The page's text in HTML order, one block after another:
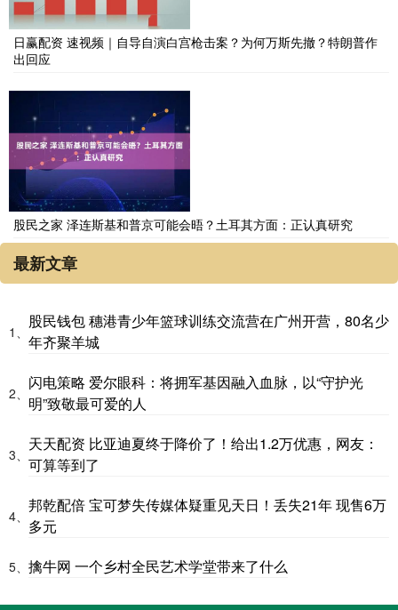
日赢配资 速视频｜自导自演白宫枪击案？为何万斯先撤？特朗普作
出回应
股民之家 泽连斯基和普京可能会晤？土耳其方面：正认真研究
最新文章
1、
股民钱包 穗港青少年篮球训练交流营在广州开营，80名少
年齐聚羊城
2、
闪电策略 爱尔眼科：将拥军基因融入血脉，以“守护光
明”致敬最可爱的人
3、
天天配资 比亚迪夏终于降价了！给出1.2万优惠，网友：
可算等到了
4、
邦乾配倍 宝可梦失传媒体疑重见天日！丢失21年 现售6万
多元
5、 擒牛网 一个乡村全民艺术学堂带来了什么